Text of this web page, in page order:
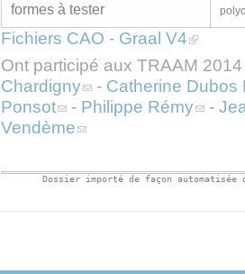
formes à tester
Fichiers CAO - Graal V4(link is
Ont participé aux TRAAM
Chardigny(link sends e-mail)
- Catherine Dubos
Ponsot(link sends e-mail)
- Philippe Rémy(link
-
Vendème(link sends e-mail)
Dossier importé de façon